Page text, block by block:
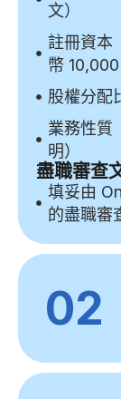
文）
註冊資本
幣 10,000
股權分配
業務性質
明）
盡職審查
填妥由
的盡職審
02